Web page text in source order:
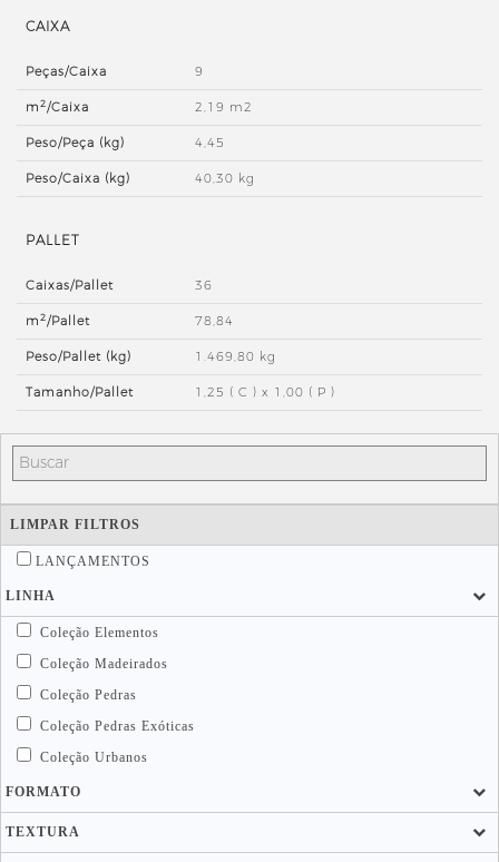
CAIXA
Peças/Caixa 9
m2/Caixa 2,19 m2
Peso/Peça (kg) 4,45
Peso/Caixa (kg) 40,30 kg
PALLET
Caixas/Pallet 36
m2/Pallet 78,84
Peso/Pallet (kg) 1.469,80 kg
Tamanho/Pallet 1,25 ( C ) x 1,00 ( P )
LIMPAR FILTROS
LANÇAMENTOS
LINHA
Coleção Elementos
Coleção Madeirados
Coleção Pedras
Coleção Pedras Exóticas
Coleção Urbanos
FORMATO
TEXTURA